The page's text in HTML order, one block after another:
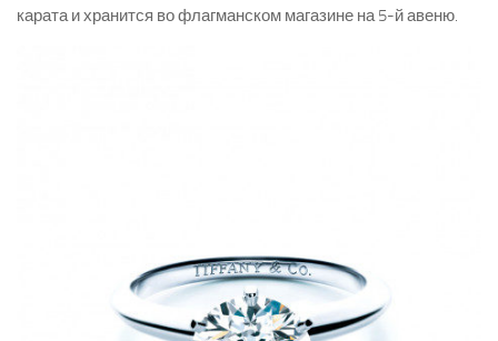
карата и хранится во флагманском магазине на 5-й авеню.